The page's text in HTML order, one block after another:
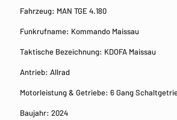
Fahrzeug: MAN TGE 4.180
Funkrufname: Kommando Maissau
Taktische Bezeichnung: KDOFA Maissau
Antrieb: Allrad
Motorleistung & Getriebe: 6 Gang
Baujahr: 2024